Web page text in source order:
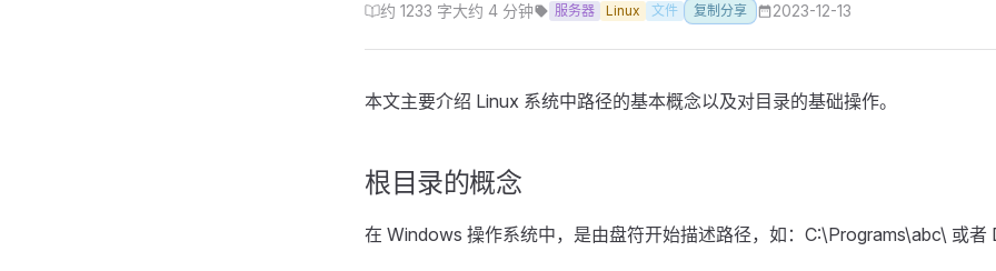
约 1233 字大约 4 分钟 服务器 Linux 文件 复制分享 2023-12-13
本文主要介绍 Linux 系统中路径的基本概念以及对目录的基础操作。
根目录的概念
在 Windows 操作系统中，是由盘符开始描述路径，如：C:\Programs\abc\ 或者